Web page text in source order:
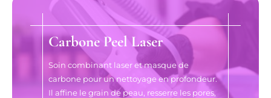
Carbone Peel Laser
Soin combinant laser et masque de
carbone pour un nettoyage en profondeur.
Il affine le grain de peau, resserre les pores,